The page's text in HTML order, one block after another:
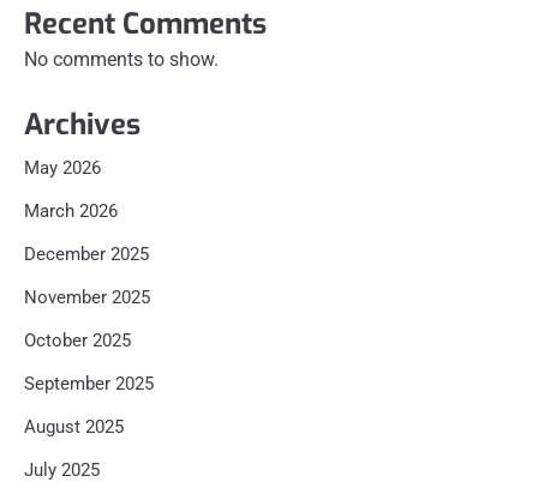
Recent Comments
No comments to show.
Archives
May 2026
March 2026
December 2025
November 2025
October 2025
September 2025
August 2025
July 2025